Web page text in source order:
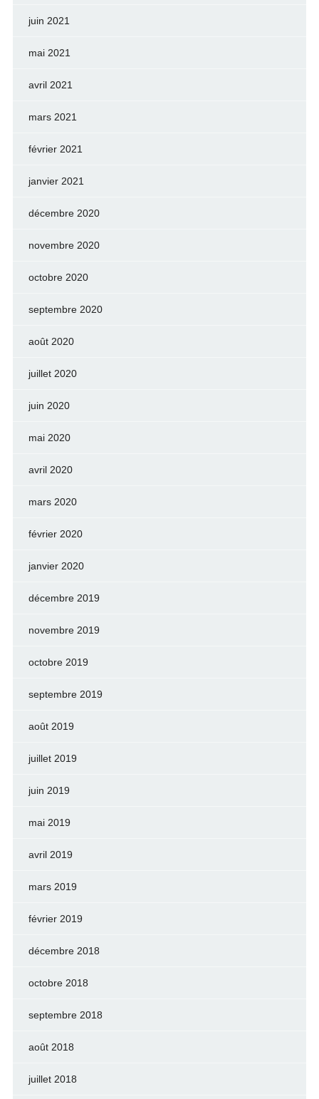
juin 2021
mai 2021
avril 2021
mars 2021
février 2021
janvier 2021
décembre 2020
novembre 2020
octobre 2020
septembre 2020
août 2020
juillet 2020
juin 2020
mai 2020
avril 2020
mars 2020
février 2020
janvier 2020
décembre 2019
novembre 2019
octobre 2019
septembre 2019
août 2019
juillet 2019
juin 2019
mai 2019
avril 2019
mars 2019
février 2019
décembre 2018
octobre 2018
septembre 2018
août 2018
juillet 2018